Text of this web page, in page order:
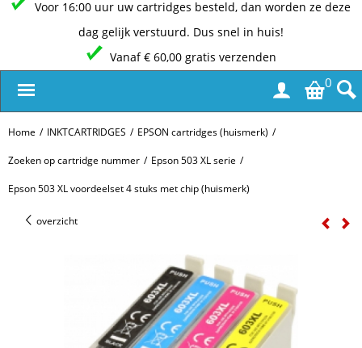
Voor 16:00 uur uw cartridges besteld, dan worden ze deze
dag gelijk verstuurd. Dus snel in huis!
Vanaf € 60,00 gratis verzenden
0
Home / INKTCARTRIDGES / EPSON cartridges (huismerk) /
Zoeken op cartridge nummer / Epson 503 XL serie /
Epson 503 XL voordeelset 4 stuks met chip (huismerk)
overzicht